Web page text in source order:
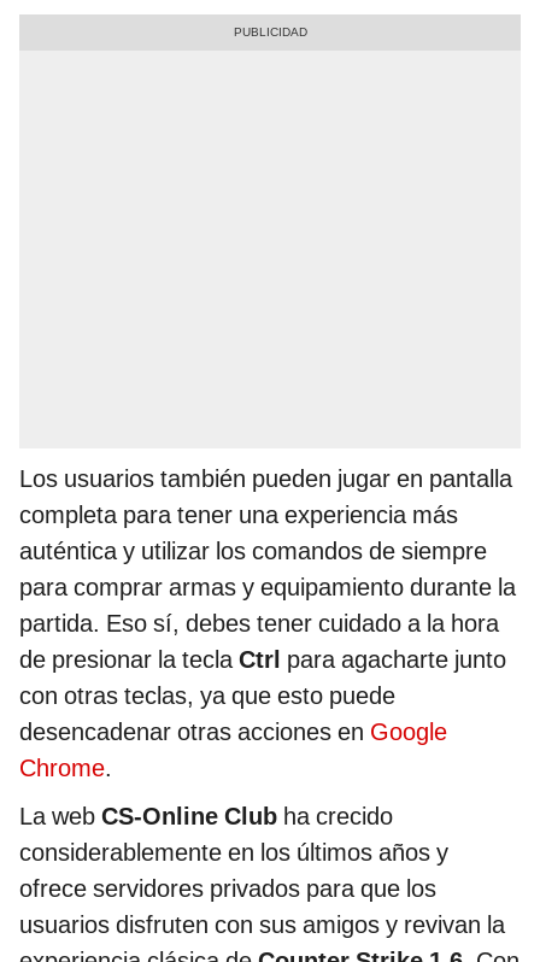
Los usuarios también pueden jugar en pantalla
completa para tener una experiencia más
auténtica y utilizar los comandos de siempre
para comprar armas y equipamiento durante la
partida. Eso sí, debes tener cuidado a la hora
de presionar la teclaCtrl para agacharte junto
con otras teclas, ya que esto puede
desencadenar otras acciones en Google
Chrome.
La web CS-Online Club ha crecido
considerablemente en los últimos años y
ofrece servidores privados para que los
usuarios disfruten con sus amigos y revivan la